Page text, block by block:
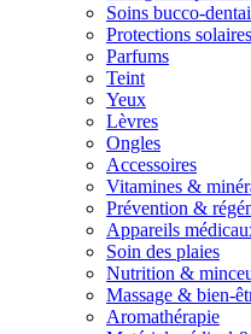
Soins bucco-
Protections
Parfums
Teint
Yeux
Lèvres
Ongles
Accessoires
Vitamines &
Prévention &
Appareils
Soin des plaies
Nutrition &
Massage & bien-
Aromathérapie